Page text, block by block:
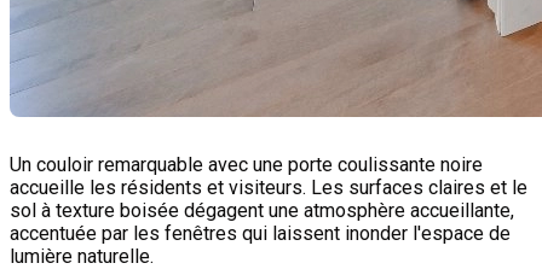
Un couloir remarquable avec une porte coulissante noire
accueille les résidents et visiteurs. Les surfaces claires et le
sol à texture boisée dégagent une atmosphère accueillante,
accentuée par les fenêtres qui laissent inonder l'espace de
lumière naturelle.